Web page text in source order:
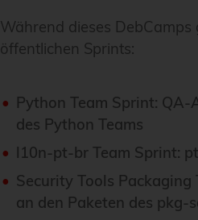
Während dieses DebCamps
öffentlichen Sprints:
Python Team Sprint:
des Python Teams
l10n-pt-br Team Sprint:
Security Tools
an den Paketen des pkg-